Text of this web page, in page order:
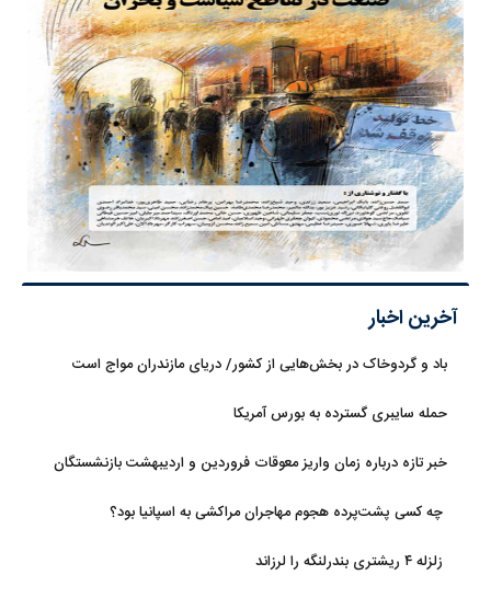
آخرین اخبار
باد و گردوخاک در بخش‌هایی از کشور/ دریای مازندران مواج است
حمله سایبری گسترده به بورس آمریکا
خبر تازه درباره زمان واریز معوقات فروردین و اردیبهشت بازنشستگان
چه کسی پشت‌پرده هجوم مهاجران مراکشی به اسپانیا بود؟
زلزله ۴ ریشتری بندرلنگه را لرزاند